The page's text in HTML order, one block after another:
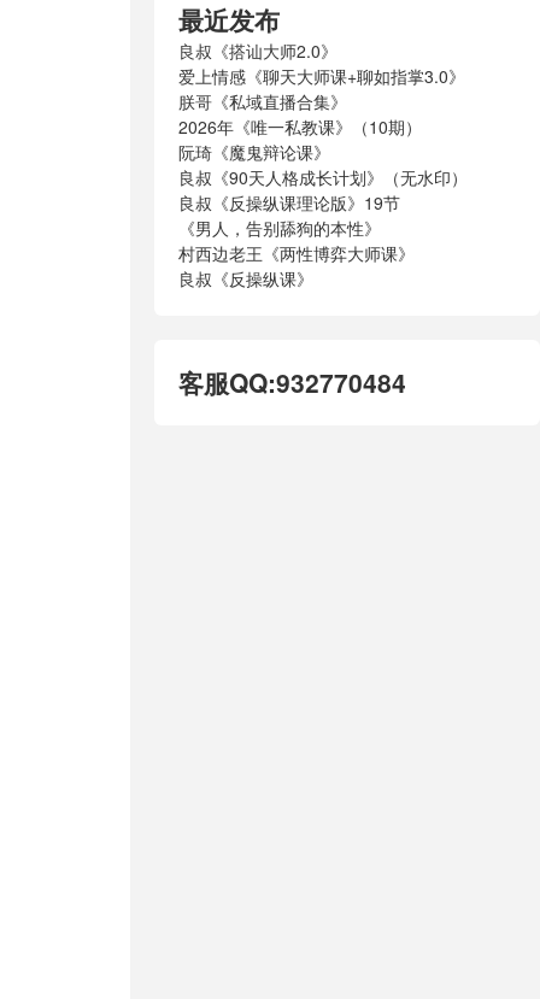
最近发布
良叔《搭讪大师2.0》
爱上情感《聊天大师课+聊如指掌3.0》
朕哥《私域直播合集》
2026年《唯一私教课》（10期）
阮琦《魔鬼辩论课》
良叔《90天人格成长计划》（无水印）
良叔《反操纵课理论版》19节
《男人，告别舔狗的本性》
村西边老王《两性博弈大师课》
良叔《反操纵课》
客服QQ:932770484